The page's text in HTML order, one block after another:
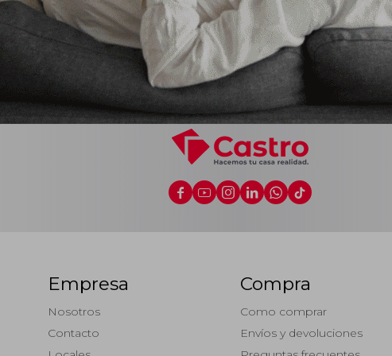
     
Empresa
Nosotros
Contacto
Compra
Como comprar
Envíos y devoluciones